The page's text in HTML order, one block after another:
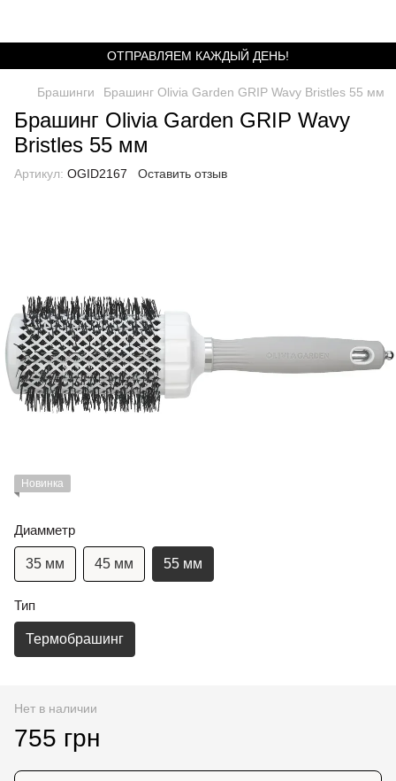
ОТПРАВЛЯЕМ КАЖДЫЙ ДЕНЬ!
Брашинги Брашинг Olivia Garden GRIP Wavy Bristles 55 мм
Брашинг Olivia Garden GRIP Wavy
Bristles 55 мм
Артикул: OGID2167 Оставить отзыв
Новинка
Диамметр
35 мм 45 мм 55 мм
Тип
Термобрашинг
Нет в наличии
755 грн